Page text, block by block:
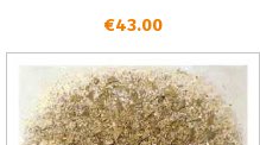
€43.00